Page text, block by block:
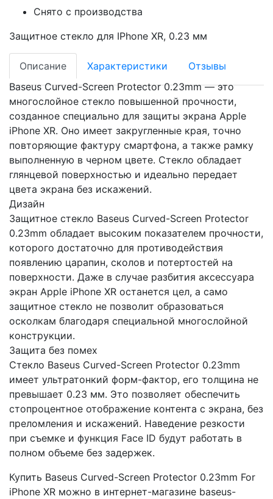
Снято с производства
Защитное стекло для IPhone XR, 0.23 мм
Описание Характеристики
Отзывы
Baseus Curved-Screen Protector 0.23mm — это
многослойное стекло повышенной прочности,
созданное специально для защиты экрана Apple
iPhone XR. Оно имеет закругленные края, точно
повторяющие фактуру смартфона, а также рамку
выполненную в черном цвете. Стекло обладает
глянцевой поверхностью и идеально передает
цвета экрана без искажений.
Дизайн
Защитное стекло Baseus Curved-Screen Protector
0.23mm обладает высоким показателем прочности,
которого достаточно для противодействия
появлению царапин, сколов и потертостей на
поверхности. Даже в случае разбития аксессуара
экран Apple iPhone XR останется цел, а само
защитное стекло не позволит образоваться
осколкам благодаря специальной многослойной
конструкции.
Защита без помех
Стекло Baseus Curved-Screen Protector 0.23mm
имеет ультратонкий форм-фактор, его толщина не
превышает 0.23 мм. Это позволяет обеспечить
стопроцентное отображение контента с экрана, без
преломления и искажений. Наведение резкости
при съемке и функция Face ID будут работать в
полном объеме без задержек.
Купить Baseus Curved-Screen Protector 0.23mm For
iPhone XR можно в интернет-магазине baseus-